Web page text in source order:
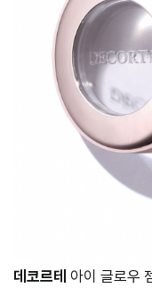
데코르테 아이 글로우